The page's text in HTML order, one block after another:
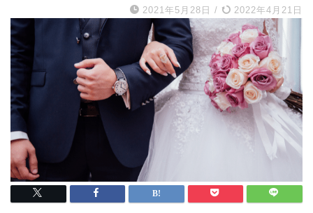
2021年5月28日 / 2022年4月21日